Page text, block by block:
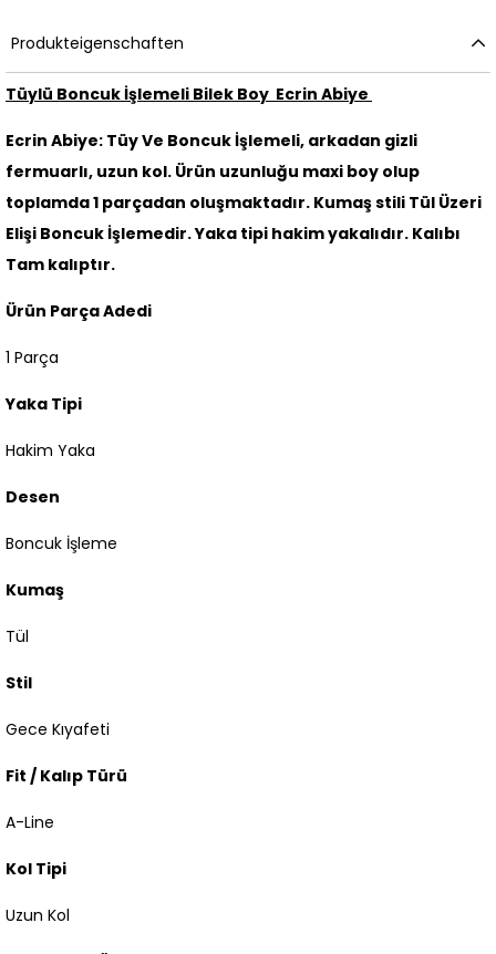
Produkteigenschaften
Tüylü Boncuk İşlemeli Bilek Boy Ecrin Abiye
Ecrin Abiye: Tüy Ve Boncuk İşlemeli, arkadan gizli
fermuarlı, uzun kol. Ürün uzunluğu maxi boy olup
toplamda 1 parçadan oluşmaktadır. Kumaş stili Tül Üzeri
Elişi Boncuk İşlemedir. Yaka tipi hakim yakalıdır. Kalıbı
Tam kalıptır.
Ürün Parça Adedi
1 Parça
Yaka Tipi
Hakim Yaka
Desen
Boncuk İşleme
Kumaş
Tül
Stil
Gece Kıyafeti
Fit / Kalıp Türü
A-Line
Kol Tipi
Uzun Kol